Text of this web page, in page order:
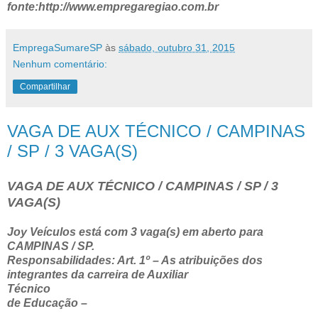
fonte:http://www.empregaregiao.com.br
EmpregaSumareSP às sábado, outubro 31, 2015
Nenhum comentário:
Compartilhar
VAGA DE AUX TÉCNICO / CAMPINAS
/ SP / 3 VAGA(S)
VAGA DE AUX TÉCNICO / CAMPINAS / SP / 3
VAGA(S)
Joy Veículos está com 3 vaga(s) em aberto para
CAMPINAS / SP.
Responsabilidades: Art. 1º – As atribuições dos
integrantes da carreira de Auxiliar
Técnico
de Educação –